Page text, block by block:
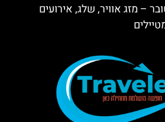
– מזג אוויר, שלג, אירועים